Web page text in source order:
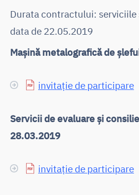
Durata contractului: serviciile
data de 22.05.2019
Mașină metalografică de
invitație de participare
Servicii de evaluare și
28.03.2019
invitație de participare